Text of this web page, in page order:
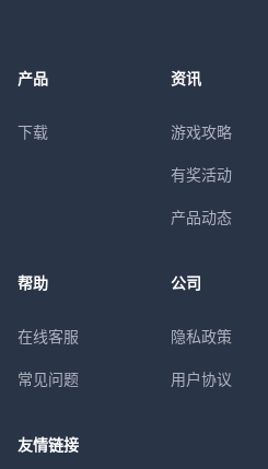
产品
下载
资讯
游戏攻略
有奖活动
产品动态
帮助
在线客服
常见问题
公司
隐私政策
用户协议
友情链接